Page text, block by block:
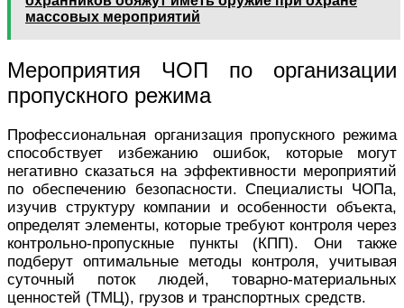
массовых мероприятий
Мероприятия ЧОП по организации
пропускного режима
Профессиональная организация пропускного режима
способствует избежанию ошибок, которые могут
негативно сказаться на эффективности мероприятий
по обеспечению безопасности. Специалисты ЧОПа,
изучив структуру компании и особенности объекта,
определят элементы, которые требуют контроля через
контрольно-пропускные пункты (КПП). Они также
подберут оптимальные методы контроля, учитывая
суточный поток людей, товарно-материальных
ценностей (ТМЦ), грузов и транспортных средств.